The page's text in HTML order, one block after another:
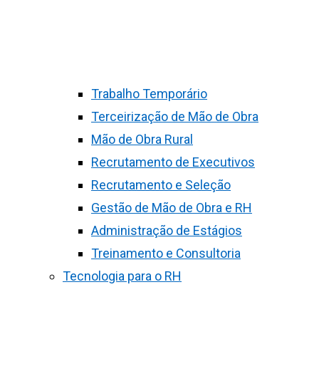
Trabalho Temporário
Terceirização de Mão de Obra
Mão de Obra Rural
Recrutamento de Executivos
Recrutamento e Seleção
Gestão de Mão de Obra e RH
Administração de Estágios
Treinamento e Consultoria
Tecnologia para o RH